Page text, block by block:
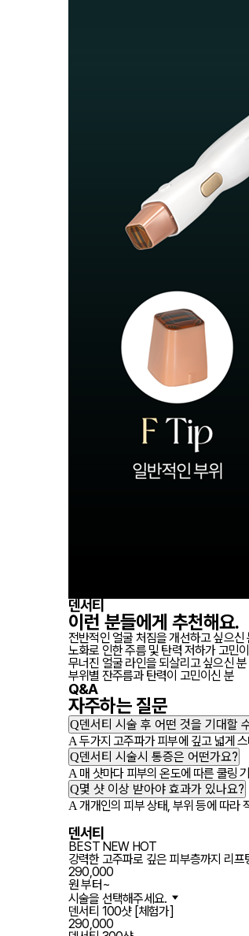
덴서티
이런 분들에게 추천해요.
전반적인 얼굴 처짐을 개선하고 싶으신
노화로 인한 주름 및 탄력 저하가 고민
무너진 얼굴 라인을 되살리고 싶으신 분
부위별 잔주름과 탄력이 고민이신 분
Q&A
자주하는 질문
Q덴서티 시술 후 어떤 것을 기대할
A두가지 고주파가 피부에 깊고 넓게
Q덴서티 시술시 통증은 어떤가요?
A매 샷마다 피부의 온도에 따른 쿨링
Q몇 샷 이상 받아야 효과가 있나요?
A개개인의 피부 상태, 부위 등에 따라
덴서티
BEST NEW HOT
강력한 고주파로 깊은 피부층까지 리프
290,000
원 부터~
시술을 선택해주세요.
덴서티 100샷 [체험가]
290,000